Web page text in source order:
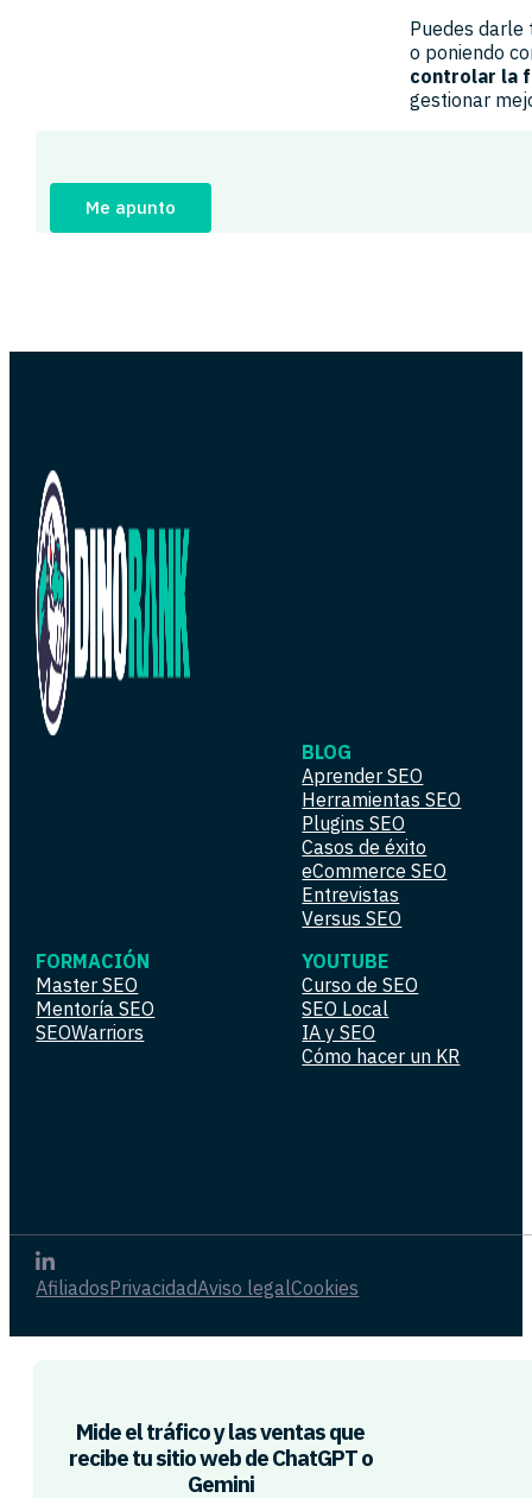
Puedes
o poniendo
controlar la
gestionar
Me apunto
BLOG
Aprender SEO
Herramientas SEO
Plugins SEO
Casos de éxito
eCommerce SEO
Entrevistas
Versus SEO
FORMACIÓN
Master SEO
Mentoría SEO
SEOWarriors
YOUTUBE
Curso de SEO
SEO Local
IA y SEO
Cómo hacer un KR
AfiliadosPrivacidadAviso legalCookies
Mide el tráfico y las ventas que
recibe tu sitio web de ChatGPT o
Gemini​